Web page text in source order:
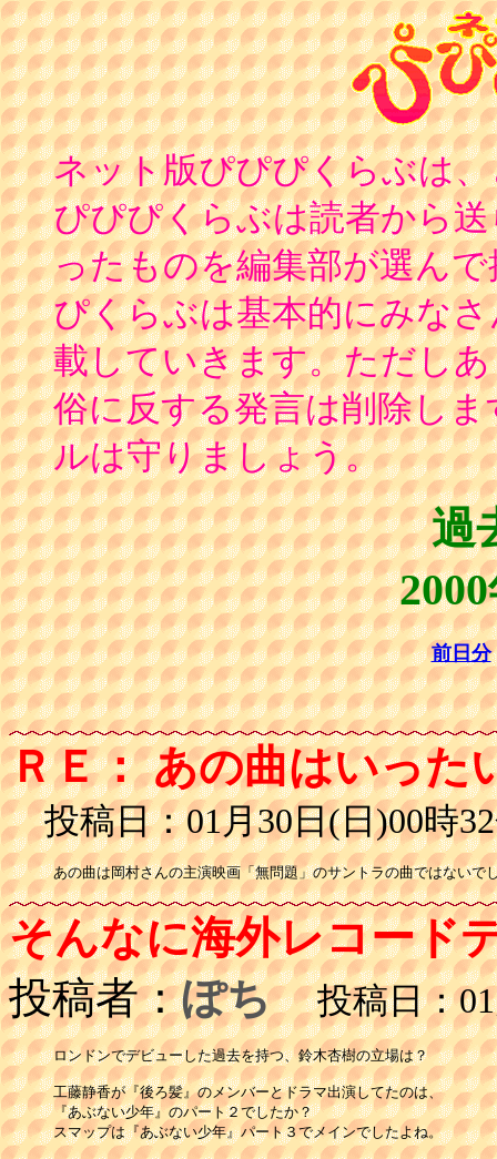
ネット版ぴぴぴくらぶは
ぴぴぴくらぶは読者から
ったものを編集部が選ん
ぴくらぶは基本的にみな
載していきます。ただし
俗に反する発言は削除し
ルは守りましょう。
過
前日分
ＲＥ： あの曲はいった
投稿日：01月30日(日)00時
あの曲は岡村さんの主演映画「無問題」のサントラの曲ではないで
そんなに海外レコード
投稿者：ぽち 投稿日：01
ロンドンでデビューした過去を持つ、鈴木杏樹の立場は？
工藤静香が『後ろ髪』のメンバーとドラマ出演してたのは、
『あぶない少年』のパート２でしたか？
スマップは『あぶない少年』パート３でメインでしたよね。